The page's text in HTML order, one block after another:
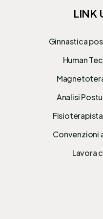
LINK
Ginnastica
Human
Analisi
Convenzioni
Lavora